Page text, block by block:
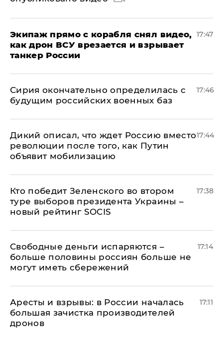
Экипаж прямо с корабля снял видео,
как дрон ВСУ врезается и взрывает
танкер России
17:47
Сирия окончательно определилась с
будущим российских военных баз
17:46
Дикий описал, что ждет Россию вместо
революции после того, как Путин
объявит мобилизацию
17:44
Кто победит Зеленского во втором
туре выборов президента Украины –
новый рейтинг SOCIS
17:38
Свободные деньги испаряются –
больше половины россиян больше не
могут иметь сбережений
17:14
Аресты и взрывы: в России началась
большая зачистка производителей
дронов
17:11